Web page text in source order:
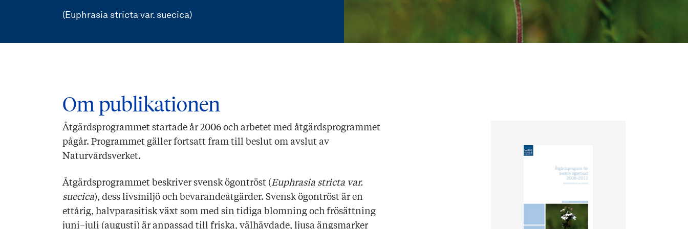
(Euphrasia stricta var. suecica)
Om publikationen
Åtgärdsprogrammet startade år 2006 och arbetet med åtgärdsprogrammet
pågår. Programmet gäller fortsatt fram till beslut om avslut av
Naturvårdsverket.
Åtgärdsprogrammet beskriver svensk ögontröst (Euphrasia stricta var.
suecica), dess livsmiljö och bevarandeåtgärder. Svensk ögontröst är en
ettårig, halvparasitisk växt som med sin tidiga blomning och frösättning
juni−juli (augusti) är anpassad till friska, välhävdade, ljusa ängsmarker